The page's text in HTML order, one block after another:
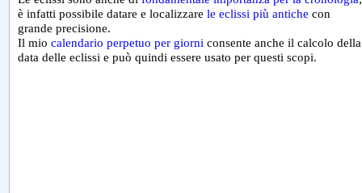
è infatti possibile datare e localizzare le eclissi più antiche con
grande precisione.
Il mio calendario perpetuo per giorni consente anche il calcolo della
data delle eclissi e può quindi essere usato per questi scopi.